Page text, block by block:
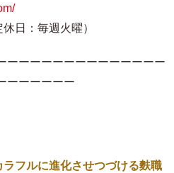
日：毎週火曜）
ーーーーーーーーーーーーーー
ーーーーーー
フルに進化させつづける麩職